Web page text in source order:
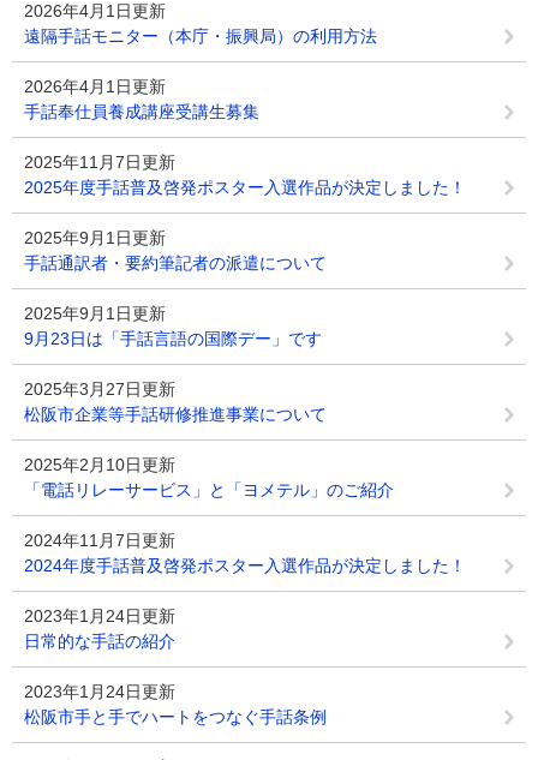
2026年4月1日更新
遠隔手話モニター（本庁・振興局）の利用方法
2026年4月1日更新
手話奉仕員養成講座受講生募集
2025年11月7日更新
2025年度手話普及啓発ポスター入選作品が決定しました！
2025年9月1日更新
手話通訳者・要約筆記者の派遣について
2025年9月1日更新
9月23日は「手話言語の国際デー」です
2025年3月27日更新
松阪市企業等手話研修推進事業について
2025年2月10日更新
「電話リレーサービス」と「ヨメテル」のご紹介
2024年11月7日更新
2024年度手話普及啓発ポスター入選作品が決定しました！
2023年1月24日更新
日常的な手話の紹介
2023年1月24日更新
松阪市手と手でハートをつなぐ手話条例